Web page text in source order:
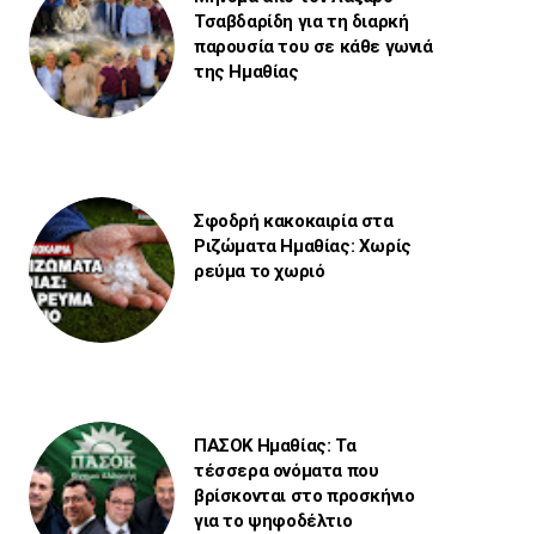
Τσαβδαρίδη για τη διαρκή
παρουσία του σε κάθε γωνιά
της Ημαθίας
Σφοδρή κακοκαιρία στα
Ριζώματα Ημαθίας: Χωρίς
ρεύμα το χωριό
ΠΑΣΟΚ Ημαθίας: Τα
τέσσερα ονόματα που
βρίσκονται στο προσκήνιο
για το ψηφοδέλτιο